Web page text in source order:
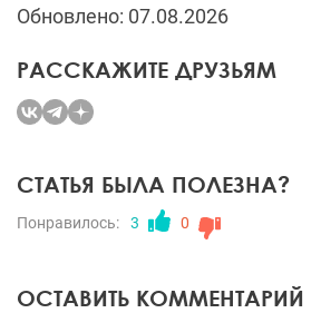
Обновлено: 07.08.2026
РАССКАЖИТЕ ДРУЗЬЯМ
СТАТЬЯ БЫЛА ПОЛЕЗНА?
Понравилось: 3 0
ОСТАВИТЬ КОММЕНТАРИЙ